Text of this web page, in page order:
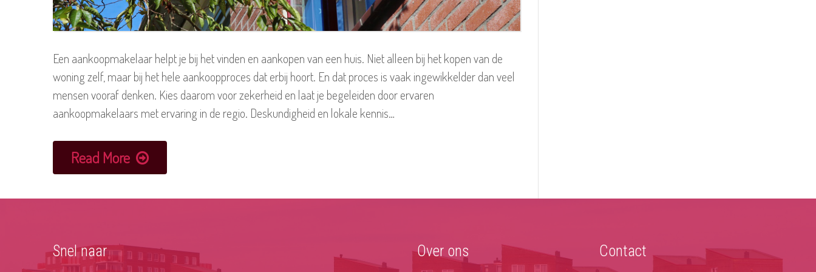
Een aankoopmakelaar helpt je bij het vinden en aankopen van een huis. Niet alleen bij het kopen van de
woning zelf, maar bij het hele aankoopproces dat erbij hoort. En dat proces is vaak ingewikkelder dan veel
mensen vooraf denken. Kies daarom voor zekerheid en laat je begeleiden door ervaren
aankoopmakelaars met ervaring in de regio. Deskundigheid en lokale kennis…
Read More
Snel naar Over ons Contact